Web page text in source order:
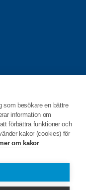
som besökare en bättre
information om
förbättra funktioner och
kakor (cookies) för
om kakor